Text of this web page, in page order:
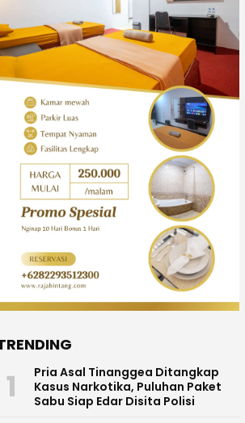
1
Pria Asal Tinanggea Ditangkap
Kasus Narkotika, Puluhan Paket
Sabu Siap Edar Disita Polisi